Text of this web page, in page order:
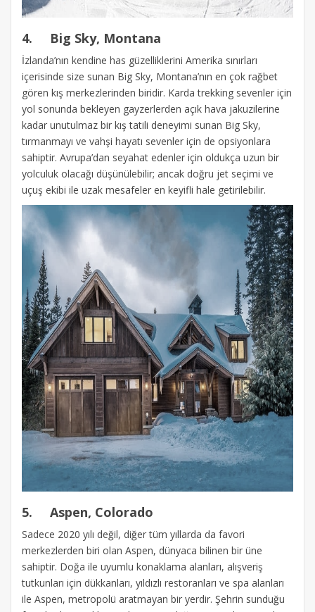
4. Big Sky, Montana
İzlanda’nın kendine has güzelliklerini Amerika sınırları
içerisinde size sunan Big Sky, Montana’nın en çok rağbet
gören kış merkezlerinden biridir. Karda trekking sevenler için
yol sonunda bekleyen gayzerlerden açık hava jakuzilerine
kadar unutulmaz bir kış tatili deneyimi sunan Big Sky,
tırmanmayı ve vahşi hayatı sevenler için de opsiyonlara
sahiptir. Avrupa’dan seyahat edenler için oldukça uzun bir
yolculuk olacağı düşünülebilir; ancak doğru jet seçimi ve
uçuş ekibi ile uzak mesafeler en keyifli hale getirilebilir.
5. Aspen, Colorado
Sadece 2020 yılı değil, diğer tüm yıllarda da favori
merkezlerden biri olan Aspen, dünyaca bilinen bir üne
sahiptir. Doğa ile uyumlu konaklama alanları, alışveriş
tutkunları için dükkanları, yıldızlı restoranları ve spa alanları
ile Aspen, metropolü aratmayan bir yerdir. Şehrin sunduğu